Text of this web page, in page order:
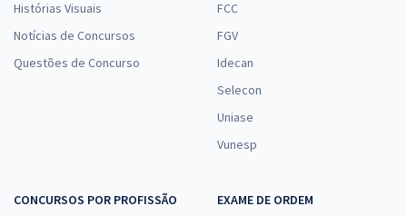
Histórias Visuais
Notícias de Concursos
Questões de Concurso
FCC
FGV
Idecan
Selecon
Uniase
Vunesp
CONCURSOS POR PROFISSÃO
EXAME DE ORDEM